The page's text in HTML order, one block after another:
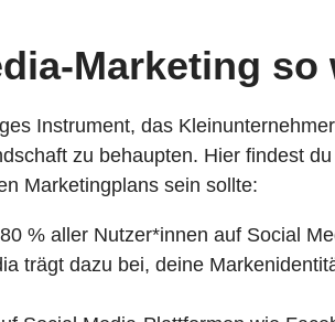
Marketing
Instrument, das
zu behaupten. Hier findest
Marketingplans sein sollte:
80 % aller Nutzer*innen auf Social
trägt dazu bei, deine